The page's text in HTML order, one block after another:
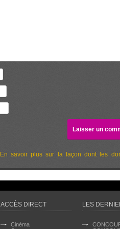
En savoir plus sur la façon dont les
ACCÈS DIRECT
Cinéma
LES